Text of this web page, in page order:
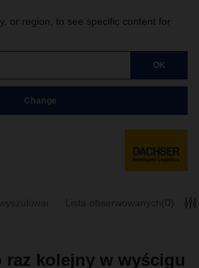
or region, to see specific content for
OK
Change
Lista obserwowanych (0)
raz kolejny w wyścigu